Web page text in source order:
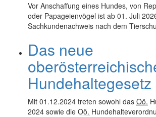
Vor Anschaffung eines Hundes, von
oder Papageienvögel ist ab 01. Juli
Sachkundenachweis nach dem
Das neue
Mit 01.12.2024 treten sowohl das Oö.
2024 sowie die Oö.